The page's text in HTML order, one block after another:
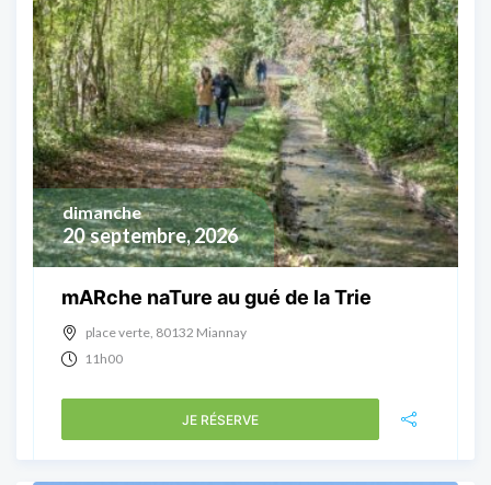
20 septembre, 2026
dimanche
mARche naTure au gué de la Trie
place verte, 80132 Miannay
11h00
JE RÉSERVE